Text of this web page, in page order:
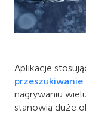
Aplikacje
nagrywaniu
stanowią duże